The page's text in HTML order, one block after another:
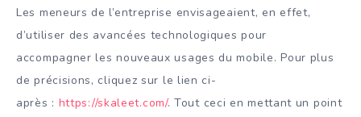
Les meneurs de l’entreprise envisageaient, en effet,
d’utiliser des avancées technologiques pour
accompagner les nouveaux usages du mobile. Pour plus
de précisions, cliquez sur le lien ci-
après : https://skaleet.com/. Tout ceci en mettant un point